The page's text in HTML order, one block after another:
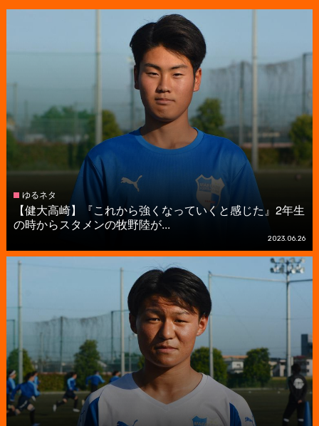
ゆるネタ
【健大高崎】『これから強くなっていくと感じた』2年生
の時からスタメンの牧野陸が...
2023.06.26